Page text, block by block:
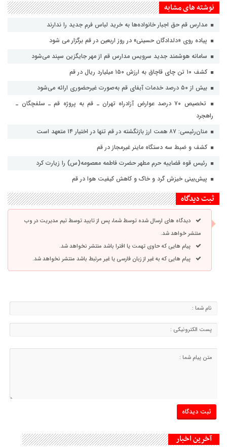
نوشته های مشابه
مدارس قم حق اجبار خانواده‌ها به خرید لباس فرم جدید را ندارند
پیاده روی «دلدادگان حسینی» در روز اربعین در قم برگزار می شود
سامانه هوشمند جدید سرویس مدارس قم از مهر جایگزین سپند می‌شود
کشف ۱۰ تن چای قاچاق به ارزش ۱۵۰ میلیارد ریال در قم
بیش از ۵۰ درصد خدمات آبفای قم به‌صورت غیرحضوری ارائه می‌شود
تخصیص ۷۰ درصد عوارض آزادراه تهران ـ قم به پروژه قم ـ سلفچگان ـ
راهجرد
منان‌رئیسی: ۸۷ همت ارز بازنگشته در قم تنها در اختیار ۱۴ متعهد است
کشف و ضبط سه دستگاه ماینر غیرمجاز در قم
رئیس قوه قضاییه حرم مطهر حضرت فاطمه معصومه(س) را زیارت کرد
پیش‌بینی خیزش گرد و خاک و کاهش کیفیت هوا در قم
ثبت دیدگاه
دیدگاه های ارسال شده توسط شما، پس از تایید توسط تیم مدیریت در وب
منتشر خواهد شد.
پیام هایی که حاوی تهمت یا افترا باشد منتشر نخواهد شد.
پیام هایی که به غیر از زبان فارسی یا غیر مرتبط باشد منتشر نخواهد شد.
آخرین اخبار